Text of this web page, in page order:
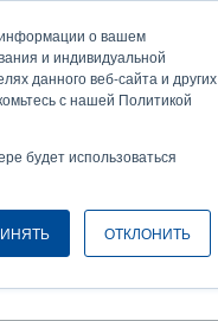
о вашем
и индивидуальной
данного веб-сайта и других
с нашей Политикой
будет использоваться
ОТКЛОНИТЬ
/ Зарегистрироваться
Header